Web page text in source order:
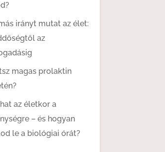
irányt mutat az élet:
az
magas prolaktin
az életkor a
– és hogyan
le a biológiai órát?